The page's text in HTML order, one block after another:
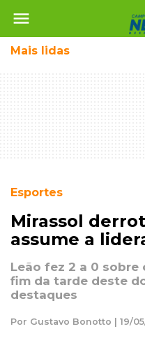
menu
Mais lidas
Esportes
Mirassol
assume a
Leão fez 2 a 0 sobre
fim da tarde deste
destaques
Por Gustavo Bonotto | 19/